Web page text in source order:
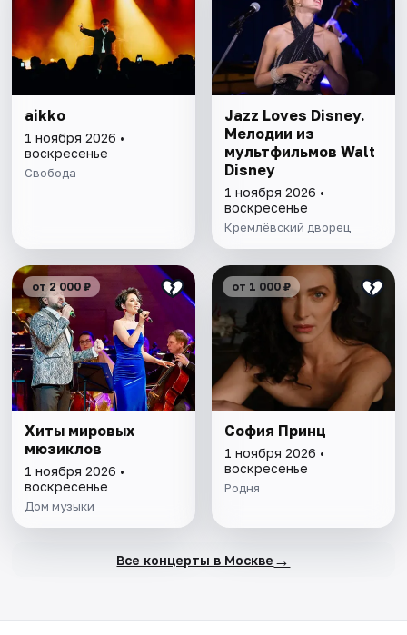
aikko
1 ноября 2026 •
воскресенье
Свобода
Jazz Loves Disney.
Мелодии из
мультфильмов Walt
Disney
1 ноября 2026 •
воскресенье
Кремлёвский дворец
от 2 000 ₽
Хиты мировых
мюзиклов
1 ноября 2026 •
воскресенье
Дом музыки
от 1 000 ₽
София Принц
1 ноября 2026 •
воскресенье
Родня
Все концерты в Москве →